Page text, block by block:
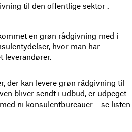
til den offentlige sektor .
en grøn rådgivning med i
hvor man har
leverandører.
der kan levere grøn rådgivning til
bliver sendt i udbud, er udpeget
ni konsulentbureauer – se listen